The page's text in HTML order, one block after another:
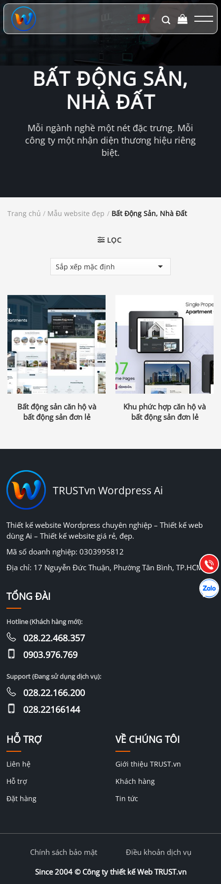
Chuyển
đến
dung
▼
BẤT ĐỘNG SẢN,
NHÀ ĐẤT
Mỗi ngành nghề một nét đặc trưng. Mỗi
công ty một nhận diện thương hiệu riêng
biệt.
Trang chủ / Mẫu website đẹp / Bất Động Sản, Nhà Đất
LỌC
Bất động sản căn hộ và
bất động sản đơn lẻ
Khu phức hợp căn hộ và
bất động sản đơn lẻ
TRUSTvn Wordpress Ai
Thiết kế website Wordpress chuyên nghiệp – Thiết kế web
dùng Ai – Thiết kế website giá rẻ, đẹp.
Mã số doanh nghiệp: 0303995812
Địa chỉ: 17 Nguyễn Đức Thuận, Phường Tân Bình, TP.HCM
HỖ TRỢ
Liên hệ
Hỗ trợ
Đặt hàng
VỀ CHÚNG TÔI
Giới thiệu TRUST.vn
Khách hàng
Tin tức
TỔNG ĐÀI
Hotline (Khách hàng mới):
028.22.468.357
0903.976.769
Support (Đang sử dụng dịch vụ):
028.22.166.200
028.22166144
Since 2004 © Công ty thiết kế Web TRUST.vn
Chính sách bảo mật Điều khoản dịch vụ
Gọi
(028) 22.166.144
Chát